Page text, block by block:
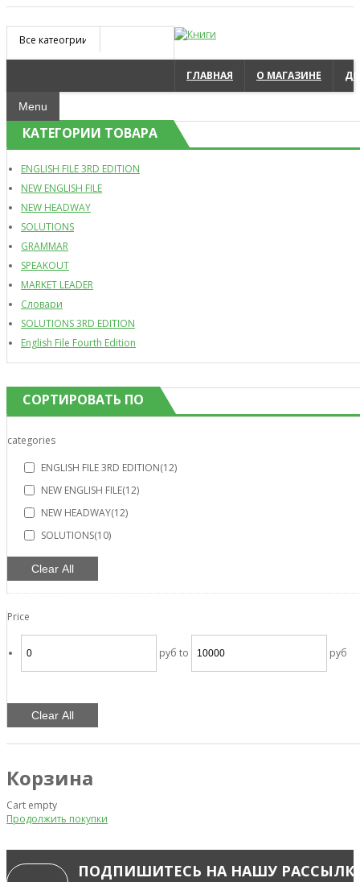
Все катеогрии
ПоискГЛАВНАЯ О МАГАЗИНЕ
Menu
КАТЕГОРИИ ТОВАРА
ENGLISH FILE 3RD EDITION
NEW ENGLISH FILE
NEW HEADWAY
SOLUTIONS
GRAMMAR
SPEAKOUT
MARKET LEADER
Словари
SOLUTIONS 3RD EDITION
English File Fourth Edition
СОРТИРОВАТЬ ПО
categories
ENGLISH FILE 3RD EDITION(12)
NEW ENGLISH FILE(12)
NEW HEADWAY(12)
SOLUTIONS(10)
Clear All
Price
руб to руб
Clear All
Корзина
Cart empty
Продолжить покупки
ПОДПИШИТЕСЬ НА НАШУ